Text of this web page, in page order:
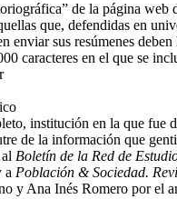
de la página web
que, defendidas en
enviar sus resúmenes
caracteres en el que se
institución en la que fue
de la información que
Boletín de la Red de
a Población & Sociedad.
y Ana Inés Romero por el